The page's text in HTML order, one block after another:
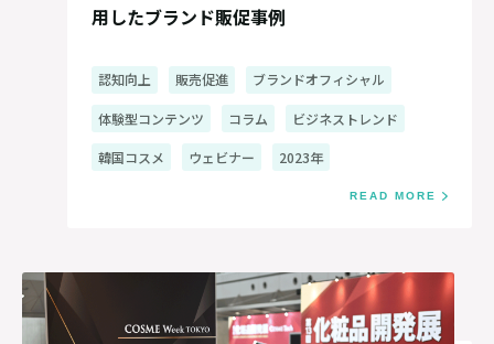
用したブランド販促事例
認知向上 販売促進 ブランドオフィシャル
体験型コンテンツ コラム ビジネストレンド
韓国コスメ ウェビナー 2023年
READ MORE